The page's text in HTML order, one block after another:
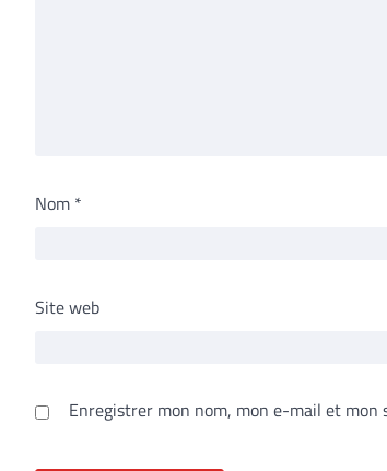
Nom *
Site web
Enregistrer mon nom, mon e-mail et